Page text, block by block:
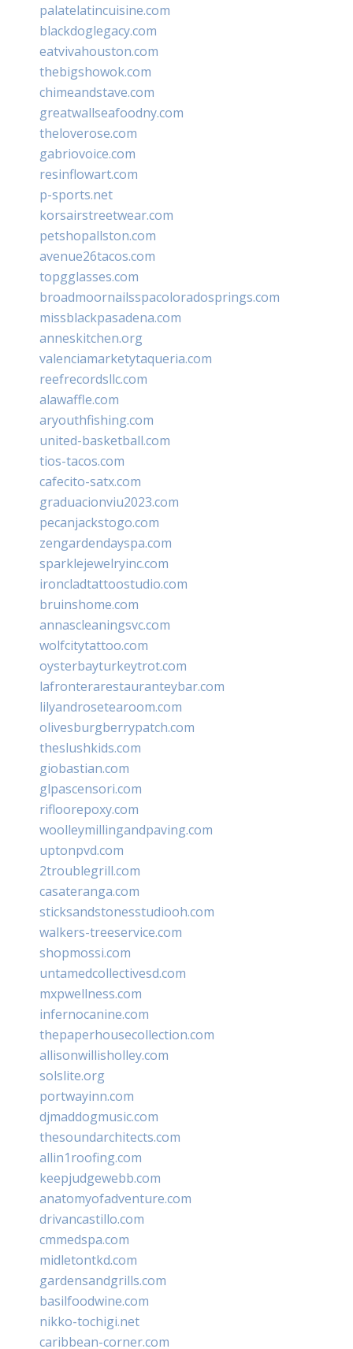
palatelatincuisine.com
blackdoglegacy.com
eatvivahouston.com
thebigshowok.com
chimeandstave.com
greatwallseafoodny.com
theloverose.com
gabriovoice.com
resinflowart.com
p-sports.net
korsairstreetwear.com
petshopallston.com
avenue26tacos.com
topgglasses.com
broadmoornailsspacoloradosprings.com
missblackpasadena.com
anneskitchen.org
valenciamarketytaqueria.com
reefrecordsllc.com
alawaffle.com
aryouthfishing.com
united-basketball.com
tios-tacos.com
cafecito-satx.com
graduacionviu2023.com
pecanjackstogo.com
zengardendayspa.com
sparklejewelryinc.com
ironcladtattoostudio.com
bruinshome.com
annascleaningsvc.com
wolfcitytattoo.com
oysterbayturkeytrot.com
lafronterarestauranteybar.com
lilyandrosetearoom.com
olivesburgberrypatch.com
theslushkids.com
giobastian.com
glpascensori.com
rifloorepoxy.com
woolleymillingandpaving.com
uptonpvd.com
2troublegrill.com
casateranga.com
sticksandstonesstudiooh.com
walkers-treeservice.com
shopmossi.com
untamedcollectivesd.com
mxpwellness.com
infernocanine.com
thepaperhousecollection.com
allisonwillisholley.com
solslite.org
portwayinn.com
djmaddogmusic.com
thesoundarchitects.com
allin1roofing.com
keepjudgewebb.com
anatomyofadventure.com
drivancastillo.com
cmmedspa.com
midletontkd.com
gardensandgrills.com
basilfoodwine.com
nikko-tochigi.net
caribbean-corner.com